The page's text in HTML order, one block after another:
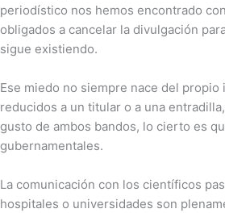
periodístico nos hemos encontrado
obligados a cancelar la divulgación
sigue existiendo.
Ese miedo no siempre nace del
reducidos a un titular o a una
gusto de ambos bandos, lo cierto es
gubernamentales.
La comunicación con los científicos
hospitales o universidades son